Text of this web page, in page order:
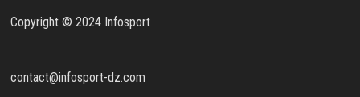
Copyright © 2024 Infosport
contact@infosport-dz.com